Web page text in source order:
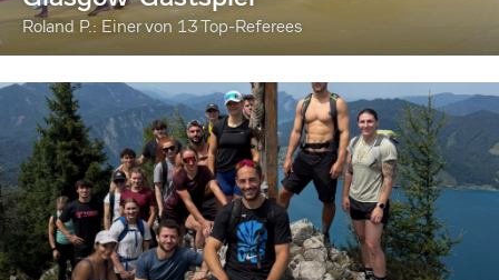
Roland P.: Einer von 13 Top-Referees